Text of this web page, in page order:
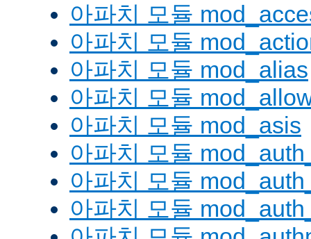
아파치 모듈
아파치 모듈
아파치 모듈 mod_alias
아파치 모듈
아파치 모듈 mod_asis
아파치 모듈
아파치 모듈
아파치 모듈